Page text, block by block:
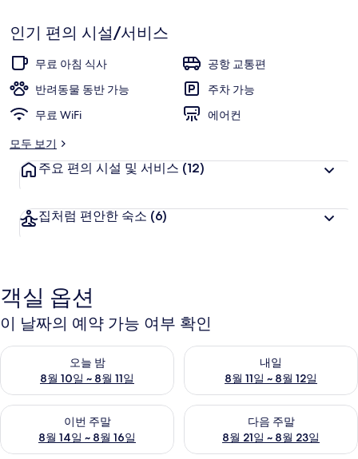
기
인기 편의 시설/서비스
무료 아침 식사
공항 교통편
반려동물 동반 가능
주차 가능
무료 WiFi
에어컨
모두 보기
주요 편의 시설 및 서비스 (12)
집처럼 편안한 숙소 (6)
객실 옵션
이 날짜의 예약 가능 여부 확인
오늘 밤
8월 10일 ~ 8월 11일
오늘 밤 예약 가능 여부 확인, 8월 10일 ~ 8월 11일
내일
8월 11일 ~ 8월 12일
내일 예약 가능 여부 확인, 8월
이번 주말
8월 14일 ~ 8월 16일
이번 주말 예약 가능 여부 확인, 8월 14일 ~ 8월 16일
다음 주말
8월 21일 ~ 8월 23일
다음 주말 예약 가능 여부 확인